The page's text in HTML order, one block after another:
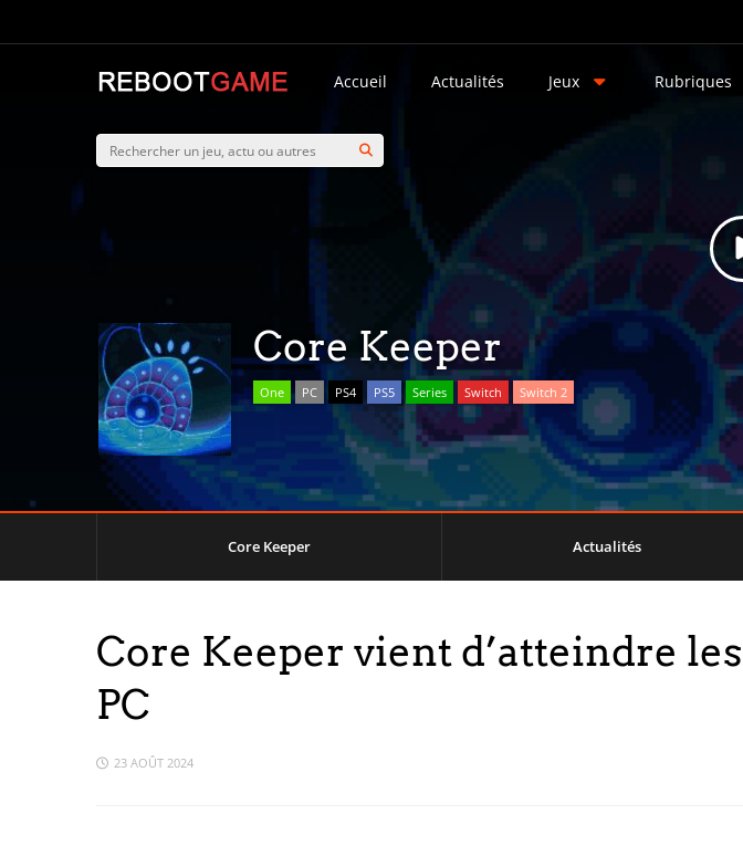
Accueil Actualités Jeux Rubriques
Core Keeper
One PC PS4 PS5 Series Switch Switch 2
Core Keeper Actualités
Core Keeper vient d’atteindre
PC
23 AOÛT 2024